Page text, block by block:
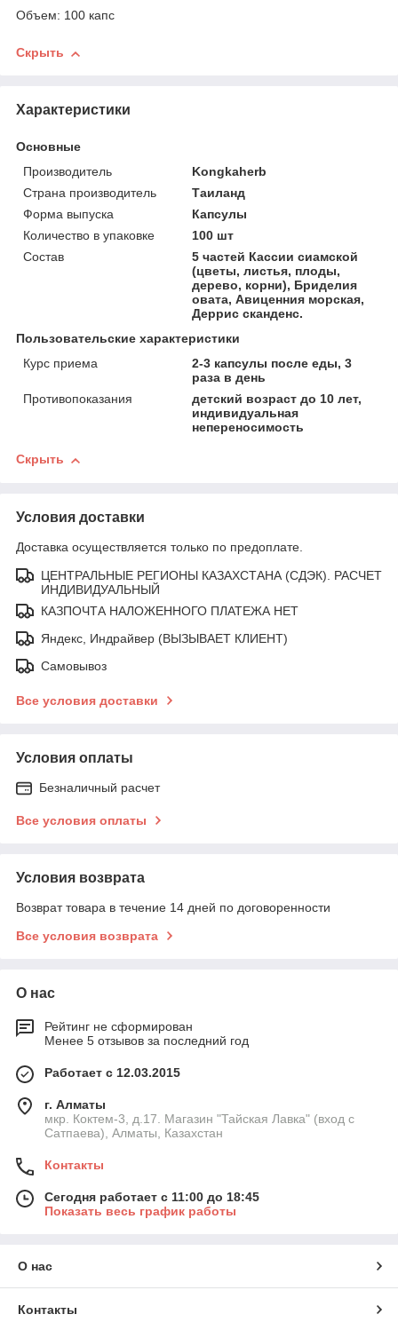
Объем: 100 капс
Скрыть
Характеристики
Основные
Производитель
Kongkaherb
Страна производитель
Таиланд
Форма выпуска
Капсулы
Количество в упаковке
100 шт
Состав
5 частей Кассии сиамской
(цветы, листья, плоды,
дерево, корни), Бриделия
овата, Авиценния морская,
Деррис сканденс.
Пользовательские характеристики
Курс приема
2-3 капсулы после еды, 3
раза в день
Противопоказания
детский возраст до 10 лет,
индивидуальная
непереносимость
Скрыть
Условия доставки
Доставка осуществляется только по предоплате.
ЦЕНТРАЛЬНЫЕ РЕГИОНЫ КАЗАХСТАНА (СДЭК). РАСЧЕТ
ИНДИВИДУАЛЬНЫЙ
КАЗПОЧТА НАЛОЖЕННОГО ПЛАТЕЖА НЕТ
Яндекс, Индрайвер (ВЫЗЫВАЕТ КЛИЕНТ)
Самовывоз
Все условия доставки
Условия оплаты
Безналичный расчет
Все условия оплаты
Условия возврата
Возврат товара в течение 14 дней по договоренности
Все условия возврата
О нас
Рейтинг не сформирован
Менее 5 отзывов за последний год
Работает с 12.03.2015
г. Алматы
мкр. Коктем-3, д.17. Магазин "Тайская Лавка" (вход с
Сатпаева), Алматы, Казахстан
Контакты
Сегодня работает с 11:00 до 18:45
Показать весь график работы
О нас
Контакты